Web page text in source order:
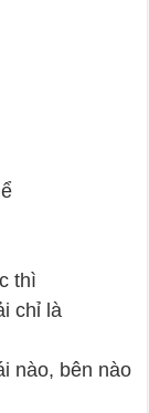
thì
chỉ là
nào, bên nào